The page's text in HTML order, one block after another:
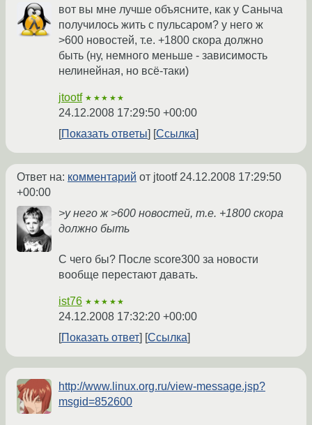
вот вы мне лучше объясните, как у Саныча
получилось жить с пульсаром? у него ж
>600 новостей, т.е. +1800 скора должно
быть (ну, немного меньше - зависимость
нелинейная, но всё-таки)
jtootf ★★★★★
24.12.2008 17:29:50 +00:00
Показать ответы
Ссылка
Ответ на: комментарий от jtootf 24.12.2008 17:29:50
+00:00
>у него ж >600 новостей, т.е. +1800 скора
должно быть
С чего бы? После score300 за новости
вообще перестают давать.
ist76 ★★★★★
24.12.2008 17:32:20 +00:00
Показать ответ
Ссылка
http://www.linux.org.ru/view-message.jsp?
msgid=852600